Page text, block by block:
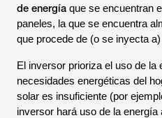
de energía que se encuentran
paneles, la que se encuentra
que procede de (o se inyecta
El inversor prioriza el uso de la
necesidades energéticas del
solar es insuficiente (por
inversor hará uso de la